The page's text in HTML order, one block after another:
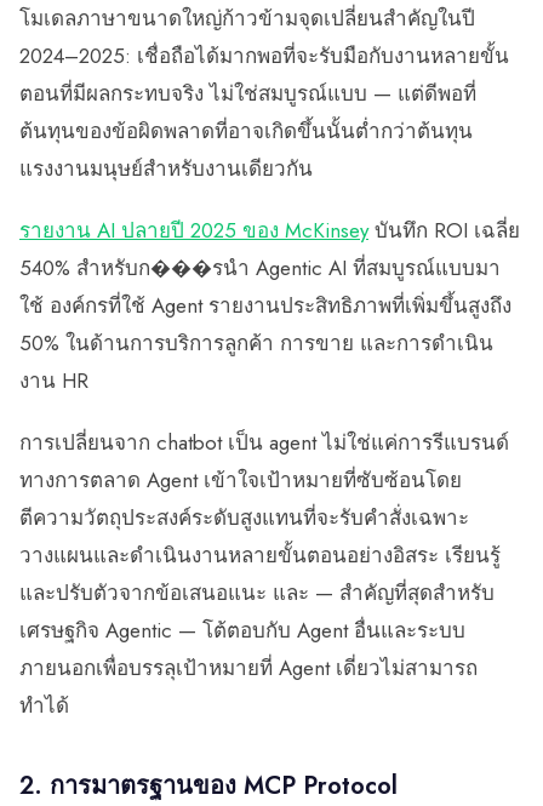
โมเดลภาษาขนาดใหญ่ก้าวข้ามจุดเปลี่ยนสำคัญในปี
2024–2025: เชื่อถือได้มากพอที่จะรับมือกับงานหลายขั้น
ตอนที่มีผลกระทบจริง ไม่ใช่สมบูรณ์แบบ — แต่ดีพอที่
ต้นทุนของข้อผิดพลาดที่อาจเกิดขึ้นนั้นต่ำกว่าต้นทุน
แรงงานมนุษย์สำหรับงานเดียวกัน
รายงาน AI ปลายปี 2025 ของ McKinseyบันทึก ROI เฉลี่ย
540% สำหรับก���รนำ Agentic AI ที่สมบูรณ์แบบมา
ใช้ องค์กรที่ใช้ Agent รายงานประสิทธิภาพที่เพิ่มขึ้นสูงถึง
50% ในด้านการบริการลูกค้า การขาย และการดำเนิน
งาน HR
การเปลี่ยนจาก chatbot เป็น agent ไม่ใช่แค่การรีแบรนด์
ทางการตลาด Agent เข้าใจเป้าหมายที่ซับซ้อนโดย
ตีความวัตถุประสงค์ระดับสูงแทนที่จะรับคำสั่งเฉพาะ
วางแผนและดำเนินงานหลายขั้นตอนอย่างอิสระ เรียนรู้
และปรับตัวจากข้อเสนอแนะ และ — สำคัญที่สุดสำหรับ
เศรษฐกิจ Agentic — โต้ตอบกับ Agent อื่นและระบบ
ภายนอกเพื่อบรรลุเป้าหมายที่ Agent เดี่ยวไม่สามารถ
ทำได้
2. การมาตรฐานของ MCP Protocol